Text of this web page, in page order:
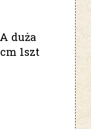
duża
1szt